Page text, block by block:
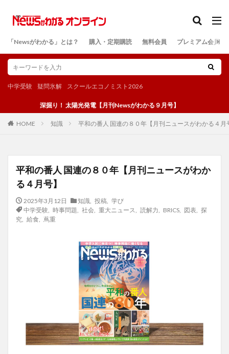
「Newsがわかる」とは？ 購入・定期購読 無料会員 プレミアム会員
中学受験 疑問氷解 スクールエコノミスト2026
深掘り！ 太陽光発電【月刊Newsがわかる９月号】
HOME 知識 平和の番人 国連の８０年【月刊ニュースがわかる４月
平和の番人 国連の８０年【月刊ニュースがわか
る４月号】
2025年3月12日 知識 投稿
学び
中学受験, 時事問題 社会, 重大ニュース 読解力 BRICS, 図表, 探
究
給食 蔦重
検索